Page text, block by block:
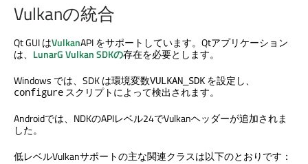
Vulkanの統合
Qt GUIはVulkanAPI をサポートしています。Qtアプリケーション
は、 LunarG Vulkan SDKの存在を必要とします。
Windows では、SDK は環境変数VULKAN_SDK を設定し、
configure スクリプトによって検出されます。
Androidでは、NDKのAPIレベル24でVulkanヘッダーが追加されま
した。
低レベルVulkanサポートの主な関連クラスは以下のとおりです：